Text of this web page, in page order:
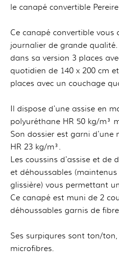
le canapé convertible
Ce canapé convertible vous
journalier de grande
dans sa version 3 places
quotidien de 140 x 200 cm
places avec un couchage
Il dispose d'une assise en
polyuréthane HR 50 kg/m³
Son dossier est garni d'une
HR 23 kg/m³.
Les coussins d'assise et de
et déhoussables
glissière) vous permettant
Ce canapé est muni de 2
déhoussables garnis de
Ses surpiqures sont ton/
microfibres.